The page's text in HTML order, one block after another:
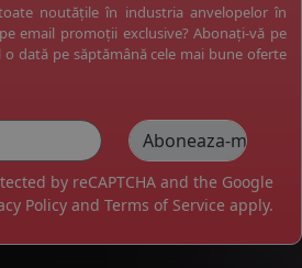
noutățile în industria anvelopelor în
email promoții exclusive? Abonați-vă pe
dată pe săptămână cele mai bune oferte
by reCAPTCHA and the Google
Policy and Terms of Service apply.